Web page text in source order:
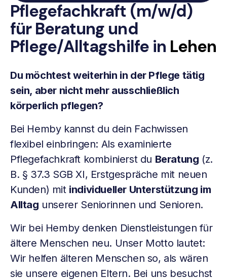
Pflegefachkraft (m/w/d)
für Beratung und
Pflege/Alltagshilfein Lehen
Du möchtest weiterhin in der Pflege tätig
sein, aber nicht mehr ausschließlich
körperlich pflegen?
Bei Hemby kannst du dein Fachwissen
flexibel einbringen: Als examinierte
Pflegefachkraft kombinierst du Beratung (z.
B. § 37.3 SGB XI, Erstgespräche mit neuen
Kunden) mit individueller Unterstützung im
Alltag unserer Seniorinnen und Senioren.
Wir bei Hemby denken Dienstleistungen für
ältere Menschen neu. Unser Motto lautet:
Wir helfen älteren Menschen so, als wären
sie unsere eigenen Eltern. Bei uns besuchst